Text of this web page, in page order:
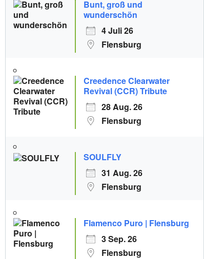
Bunt, groß und
wunderschön
4 Juli 26
Flensburg
Creedence Clearwater
Revival (CCR) Tribute
28 Aug. 26
Flensburg
SOULFLY
31 Aug. 26
Flensburg
Flamenco Puro | Flensburg
3 Sep. 26
Flensburg